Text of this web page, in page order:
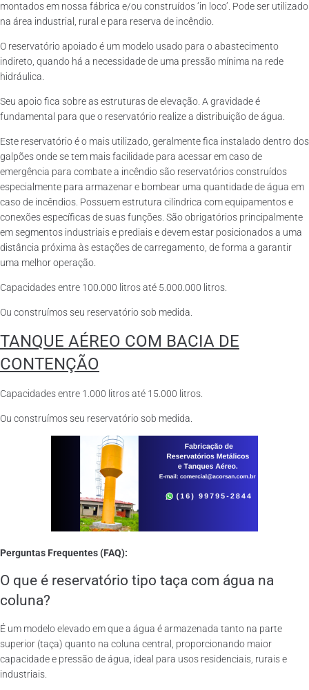
montados em nossa fábrica e/ou construídos ‘in loco’. Pode ser utilizado
na área industrial, rural e para reserva de incêndio.
O reservatório apoiado é um modelo usado para o abastecimento
indireto, quando há a necessidade de uma pressão mínima na rede
hidráulica.
Seu apoio fica sobre as estruturas de elevação. A gravidade é
fundamental para que o reservatório realize a distribuição de água.
Este reservatório é o mais utilizado, geralmente fica instalado dentro dos
galpões onde se tem mais facilidade para acessar em caso de
emergência para combate a incêndio são reservatórios construídos
especialmente para armazenar e bombear uma quantidade de água em
caso de incêndios. Possuem estrutura cilíndrica com equipamentos e
conexões específicas de suas funções. São obrigatórios principalmente
em segmentos industriais e prediais e devem estar posicionados a uma
distância próxima às estações de carregamento, de forma a garantir
uma melhor operação.
Capacidades entre 100.000 litros até 5.000.000 litros.
Ou construímos seu reservatório sob medida.
TANQUE AÉREO COM BACIA DE
CONTENÇÃO
Capacidades entre 1.000 litros até 15.000 litros.
Ou construímos seu reservatório sob medida.
Perguntas Frequentes (FAQ):
O que é reservatório tipo taça com água na
coluna?
É um modelo elevado em que a água é armazenada tanto na parte
superior (taça) quanto na coluna central, proporcionando maior
capacidade e pressão de água, ideal para usos residenciais, rurais e
industriais.